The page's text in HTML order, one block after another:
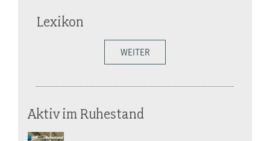
Lexikon
WEITER
Aktiv im Ruhestand